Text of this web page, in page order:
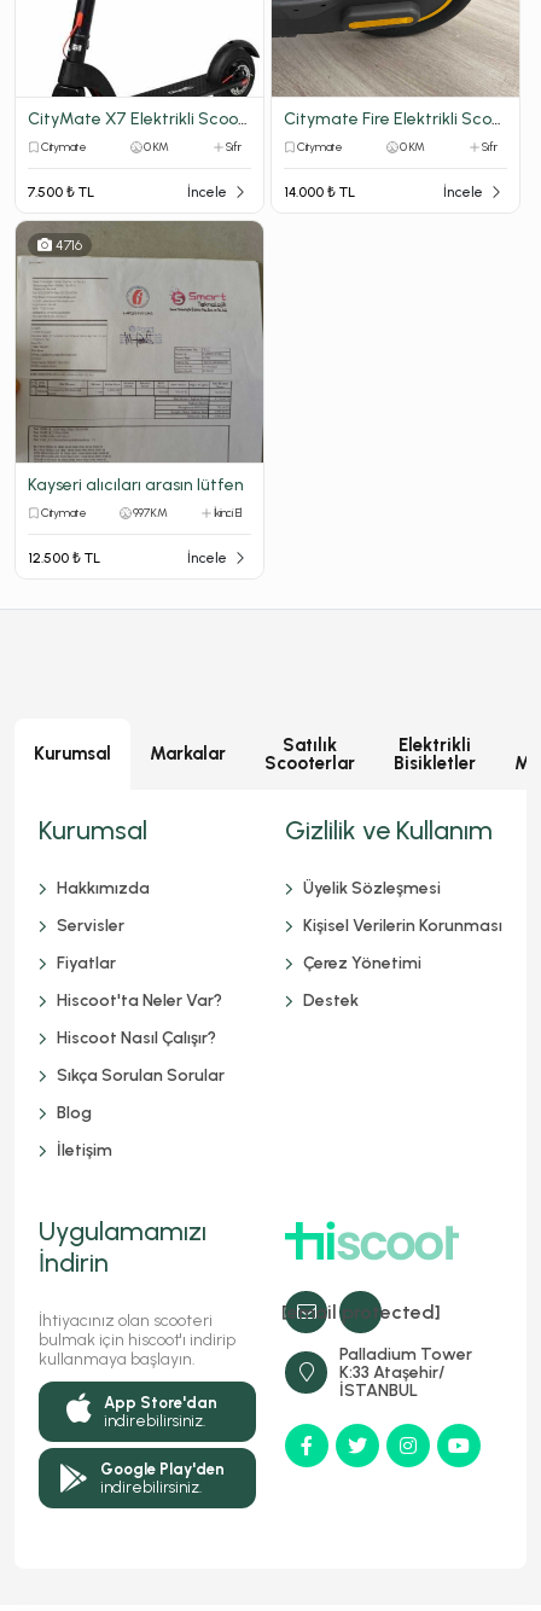
CityMate X7 Elektrikli Scooter
Citymate 0 KM Sıfır
7.500 ₺ TL İncele
Citymate Fire Elektrikli Scooter - 1 Sene Önce Alındı, Hiç Kullanılmadı
Citymate 0 KM Sıfır
14.000 ₺ TL İncele
4716
Kayseri alıcıları arasın lütfen
Citymate 997 KM İkinci El
12.500 ₺ TL İncele
Kurumsal Markalar
Satılık
Scooterlar
Elektrikli
Bisikletler
[email protected]
Palladium Tower
K:33 Ataşehir/
İSTANBUL
Kurumsal
Hakkımızda
Servisler
Fiyatlar
Hiscoot'ta Neler Var?
Hiscoot Nasıl Çalışır?
Sıkça Sorulan Sorular
Blog
İletişim
Gizlilik ve Kullanım
Üyelik Sözleşmesi
Kişisel Verilerin Korunması
Çerez Yönetimi
Destek
Uygulamamızı
İndirin
İhtiyacınız olan scooteri
bulmak için hiscoot'ı indirip
kullanmaya başlayın.
App Store'dan
indirebilirsiniz.
Google Play'den
indirebilirsiniz.